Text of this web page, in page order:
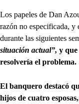
Los papeles de Dan
razón no especificada, y
durante las siguientes
situación actual”, y
resolvería el problema.
El banquero destacó
hijos de cuatro